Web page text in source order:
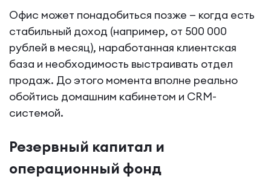
Офис может понадобиться позже — когда есть
стабильный доход (например, от 500 000
рублей в месяц), наработанная клиентская
база и необходимость выстраивать отдел
продаж. До этого момента вполне реально
обойтись домашним кабинетом и CRM-
системой.
Резервный капитал и
операционный фонд